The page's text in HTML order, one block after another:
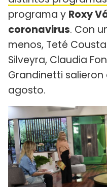
programa y Roxy
coronavirus. Con
menos, Teté
Silveyra, Claudia
Grandinetti salieron
agosto.